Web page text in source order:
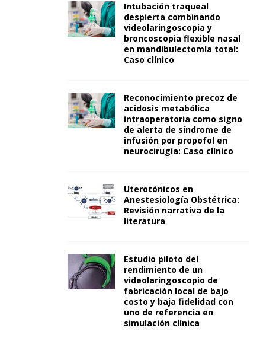
Intubación traqueal
despierta combinando
videolaringoscopia y
broncoscopia flexible nasal
en mandibulectomía total:
Caso clínico
Reconocimiento precoz de
acidosis metabólica
intraoperatoria como signo
de alerta de síndrome de
infusión por propofol en
neurocirugía: Caso clínico
Uterotónicos en
Anestesiología Obstétrica:
Revisión narrativa de la
literatura
Estudio piloto del
rendimiento de un
videolaringoscopio de
fabricación local de bajo
costo y baja fidelidad con
uno de referencia en
simulación clínica